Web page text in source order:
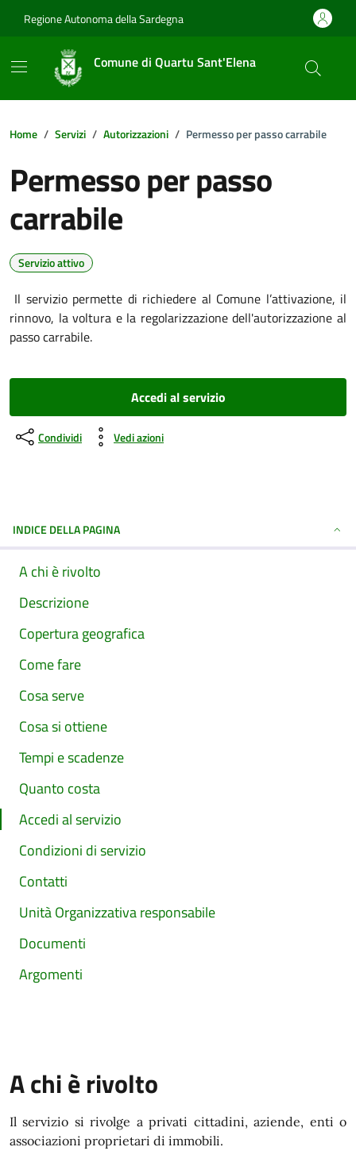
Regione Autonoma della Sardegna
Comune di Quartu Sant'Elena
Home Servizi Autorizzazioni Permesso per passo carrabile
Permesso per passo
carrabile
Servizio attivo
Il servizio permette di richiedere al Comune l’attivazione, il
rinnovo, la voltura e la regolarizzazione dell'autorizzazione al
passo carrabile.
Accedi al servizio
Condividi Vedi azioni
INDICE DELLA PAGINA
A chi è rivolto
Descrizione
Copertura geografica
Come fare
Cosa serve
Cosa si ottiene
Tempi e scadenze
Quanto costa
Accedi al servizio
Condizioni di servizio
Contatti
Unità Organizzativa responsabile
Documenti
Argomenti
A chi è rivolto
Il servizio si rivolge a privati cittadini, aziende, enti o
associazioni proprietari di immobili.